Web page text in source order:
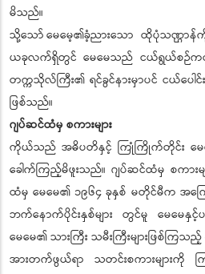
မိသည်။
သို့သော် မေမေ့၏ခံ့ညားသော ထိုပုံသဏ္ဌာန်ကို
ယခုလက်ရှိတွင် မေမေသည် ငယ်ရွယ်စဉ်က
တက္ကသိုလ်ကြီး၏ ရင်ခွင်နားမှာပင် ငယ်ပေ
ဖြစ်သည်။
ဂျပ်ဆင်ထံမှ စကားများ
ကိုယ်သည် အဓိပတိနှင့် ကြုံကြိုက်တိုင်း မေမ
ခေါက်ကြည့်မိဖူးသည်။ ဂျပ်ဆင်ထံမှ စကား
ထံမှ မေမေ၏ ၁၉၆၄ ခုနှစ် မတိုင်မီက အက
ဘက်နောက်ပိုင်းနှစ်များ တွင်မူ မေမေနှ
မေမေ၏ သားကြီး သမီးကြီးများဖြစ်
အားတက်ဖွယ်ရာ သတင်းစကားများကို